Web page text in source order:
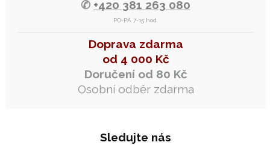
✆ +420 381 263 080
PO-PÁ 7-15 hod.
Doprava zdarma
od 4 000 Kč
Doručení od 80 Kč
Osobní odběr zdarma
Sledujte nás